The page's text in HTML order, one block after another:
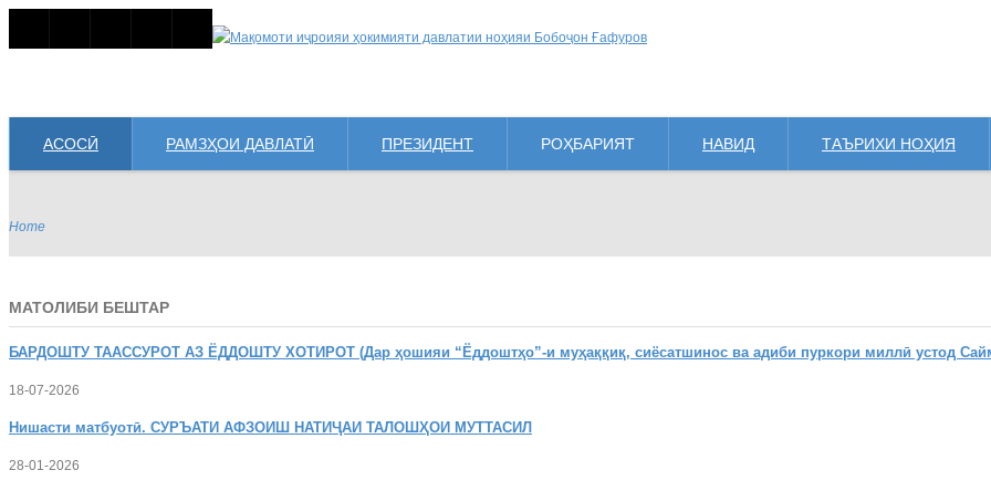
АСОСӢ РАМЗҲОИ ДАВЛАТӢ ПРЕЗИДЕНТ РОҲБАРИЯТ НАВИД ТАЪРИХИ НОҲИЯ
Home
МАТОЛИБИ БЕШТАР
БАРДОШТУ ТААССУРОТ АЗ ЁДДОШТУ ХОТИРОТ (Дар ҳошияи “Ёддоштҳо”-и муҳаққиқ, сиёсатшинос ва адиби пуркори миллӣ устод
18-07-2026
Нишасти матбуотӣ. СУРЪАТИ АФЗОИШ НАТИҶАИ ТАЛОШҲОИ МУТТАСИЛ
28-01-2026